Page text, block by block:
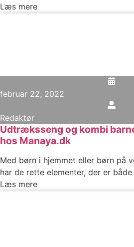
Læs mere
februar 22, 2022
Redaktør
Udtræksseng og kombi
hos Manaya.dk
Med børn i hjemmet eller børn på
har de rette elementer, der er
Læs mere